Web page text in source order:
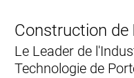
Construction de
Le Leader de
Technologie de